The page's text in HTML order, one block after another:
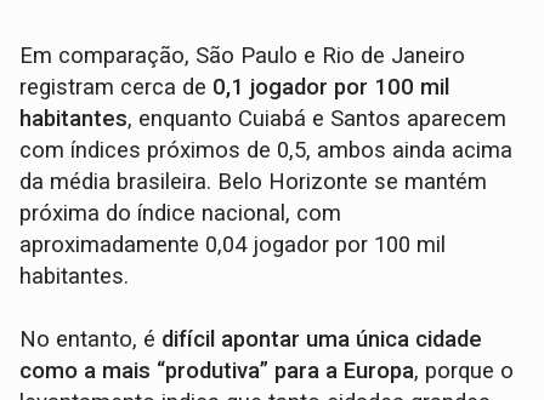
Em comparação, São Paulo e Rio de Janeiro
registram cerca de 0,1 jogador por 100 mil
habitantes, enquanto Cuiabá e Santos aparecem
com índices próximos de 0,5, ambos ainda acima
da média brasileira. Belo Horizonte se mantém
próxima do índice nacional, com
aproximadamente 0,04 jogador por 100 mil
habitantes.
No entanto, é difícil apontar uma única cidade
como a mais “produtiva” para a Europa, porque o